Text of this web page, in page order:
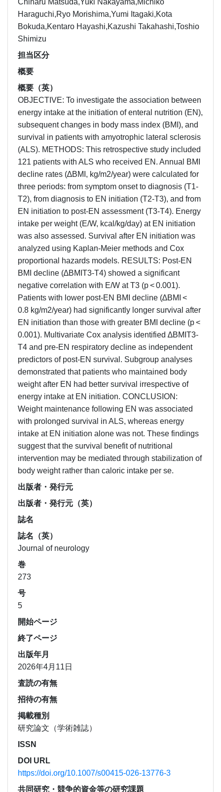
Haraguchi,Ryo Morishima,Yumi Itagaki,Kota
Bokuda,Kentaro Hayashi,Kazushi Takahashi,Toshio
Shimizu
担当区分
概要
概要（英）
OBJECTIVE: To investigate the association between
energy intake at the initiation of enteral nutrition (EN),
subsequent changes in body mass index (BMI), and
survival in patients with amyotrophic lateral sclerosis
(ALS). METHODS: This retrospective study included
121 patients with ALS who received EN. Annual BMI
decline rates (∆BMI, kg/m2/year) were calculated for
three periods: from symptom onset to diagnosis (T1-
T2), from diagnosis to EN initiation (T2-T3), and from
EN initiation to post-EN assessment (T3-T4). Energy
intake per weight (E/W, kcal/kg/day) at EN initiation
was also assessed. Survival after EN initiation was
analyzed using Kaplan-Meier methods and Cox
proportional hazards models. RESULTS: Post-EN
BMI decline (∆BMIT3-T4) showed a significant
negative correlation with E/W at T3 (p < 0.001).
Patients with lower post-EN BMI decline (∆BMI <
0.8 kg/m2/year) had significantly longer survival after
EN initiation than those with greater BMI decline (p <
0.001). Multivariate Cox analysis identified ∆BMIT3-
T4 and pre-EN respiratory decline as independent
predictors of post-EN survival. Subgroup analyses
demonstrated that patients who maintained body
weight after EN had better survival irrespective of
energy intake at EN initiation. CONCLUSION:
Weight maintenance following EN was associated
with prolonged survival in ALS, whereas energy
intake at EN initiation alone was not. These findings
suggest that the survival benefit of nutritional
intervention may be mediated through stabilization of
body weight rather than caloric intake per se.
出版者・発行元
出版者・発行元（英）
誌名
誌名（英）
Journal of neurology
巻
273
号
5
開始ページ
終了ページ
出版年月
2026年4月11日
査読の有無
招待の有無
掲載種別
研究論文（学術雑誌）
ISSN
DOI URL
https://doi.org/10.1007/s00415-026-13776-3
共同研究・競争的資金等の研究課題